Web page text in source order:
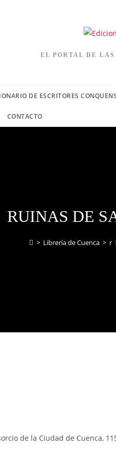
EL PORTAL DE
DE ESCRITORES
CONTACTO
RUINAS DE
> Librería de Cuenca > r
de la Ciudad de Cuenca,